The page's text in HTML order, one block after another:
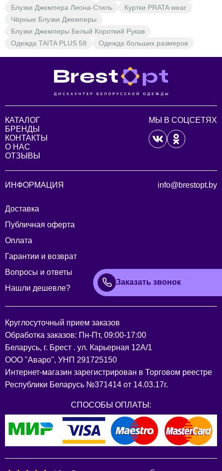
Блузки Джемпера Лиона-Стиль
Куртки PRATA wear
Чёрные Блузки Джемперы
Блузки Джемперы Белый Короткий Рукав
Одежда TAITA PLUS 58
Одежда больших размеров
КАТАЛОГ
БРЕНДЫ
КОНТАКТЫ
О НАС
ОТЗЫВЫ
МЫ В СОЦСЕТЯХ
ИНФОРМАЦИЯ
Доставка
Публичная оферта
Оплата
Гарантии и возврат
Вопросы и ответы
Нашли дешевле?
info@brestopt.by
Заказать звонок
Круглосуточный прием заказов
Обработка заказов: Пн-Пт, 09:00-17:00
Беларусь, г. Брест . ул. Карьерная 12А/1
ООО "Аваро", УНП 291725150
Интернет-магазин зарегистрирован в Торговом реестре
Республики Беларусь №371414 от 14.03.17г.
СПОСОБЫ ОПЛАТЫ: